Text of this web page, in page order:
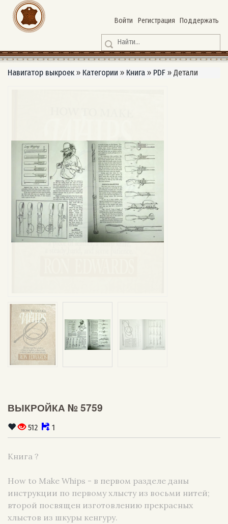
Войти Регистрация Поддержать
Навигатор выкроек » Категории » Книга » PDF » Детали
ВЫКРОЙКА № 5759
512 1
Книга ?
How to Make Whips - в первом разделе даны
инструкции по первому хлысту из восьми нитей;
второй посвящен изготовлению прекрасных
хлыстов из шкуры кенгуру.